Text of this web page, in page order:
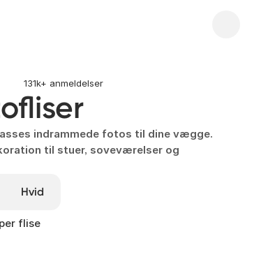
131k+ anmeldelser
indrammede fotos til dine vægge.
til stuer, soveværelser og
Hvid
per flise